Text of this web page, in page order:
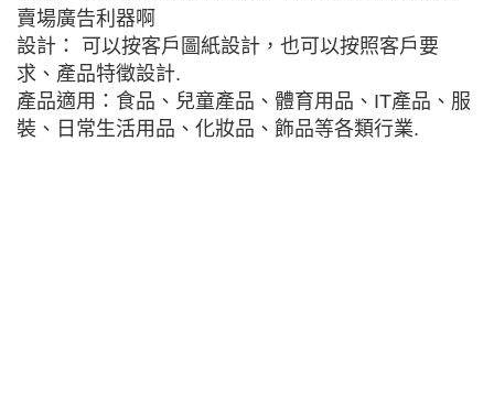
賣場廣告利器啊
設計： 可以按客戶圖紙設計，也可以按照客戶要
求、產品特徵設計.
產品適用：食品、兒童產品、體育用品、IT產品、服
裝、日常生活用品、化妝品、飾品等各類行業.